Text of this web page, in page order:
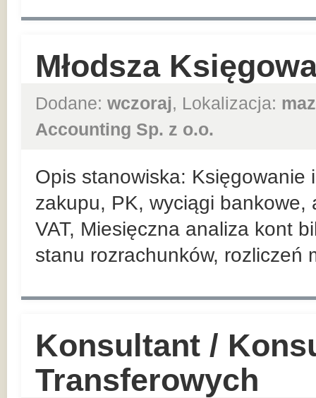
Młodsza
Dodane: wczoraj, Lokalizacja:
Accounting Sp. z o.o.
Opis stanowiska: Księgowanie
zakupu, PK, wyciągi
VAT, Miesięczna analiza kont
stanu rozrachunków, rozliczeń
Konsultant /
Transferowych